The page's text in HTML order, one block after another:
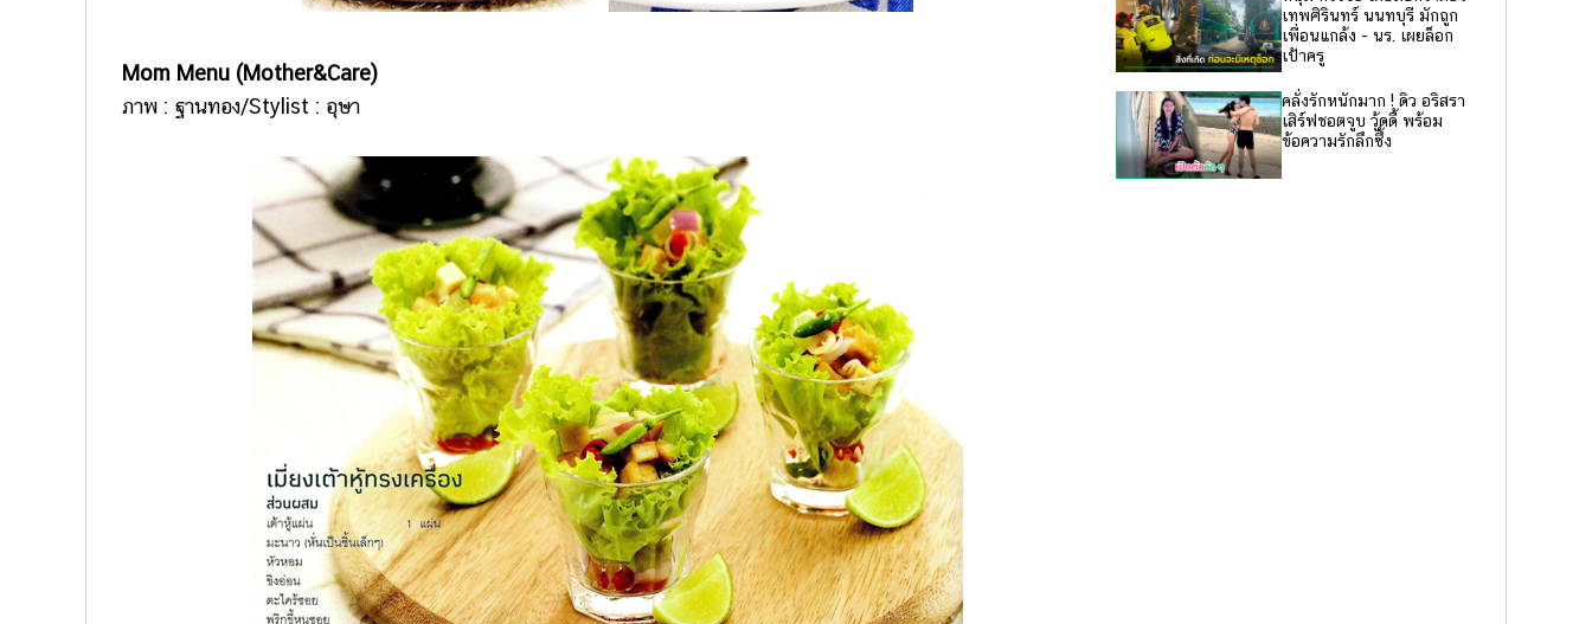
Mom Menu (Mother&Care)
ภาพ : ฐานทอง/Stylist : อุษา
เทพศิรินทร์ นนทบุรี มักถูก
เพื่อนแกล้ง - นร. เผยล็อก
เป้าครู
คลั่งรักหนักมาก ! ดิว อริสรา
เสิร์ฟชอตจูบ วู้ดดี้ พร้อม
ข้อความรักลึกซึ้ง